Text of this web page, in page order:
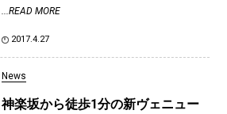
...READ MORE
2017.4.27
News
神楽坂から徒歩1分の新ヴェニュー